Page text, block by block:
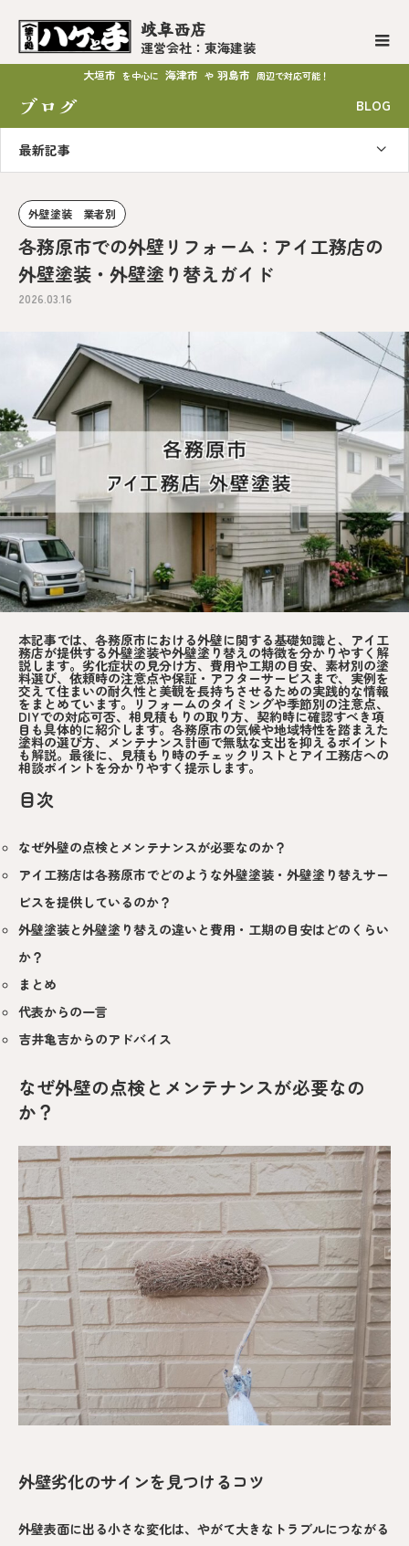
岐阜西店
運営会社：東海建装
大垣市 を中心に 海津市 や 羽島市 周辺で対応可能！
ブログ BLOG
最新記事
外壁塗装 業者別
各務原市での外壁リフォーム：アイ工務店の
外壁塗装・外壁塗り替えガイド
2026.03.16
本記事では、各務原市における外壁に関する基礎知識と、アイ工
務店が提供する外壁塗装や外壁塗り替えの特徴を分かりやすく解
説します。劣化症状の見分け方、費用や工期の目安、素材別の塗
料選び、依頼時の注意点や保証・アフターサービスまで、実例を
交えて住まいの耐久性と美観を長持ちさせるための実践的な情報
をまとめています。リフォームのタイミングや季節別の注意点、
DIYでの対応可否、相見積もりの取り方、契約時に確認すべき項
目も具体的に紹介します。各務原市の気候や地域特性を踏まえた
塗料の選び方、メンテナンス計画で無駄な支出を抑えるポイント
も解説。最後に、見積もり時のチェックリストとアイ工務店への
相談ポイントを分かりやすく提示します。
目次
なぜ外壁の点検とメンテナンスが必要なのか？
アイ工務店は各務原市でどのような外壁塗装・外壁塗り替えサー
ビスを提供しているのか？
外壁塗装と外壁塗り替えの違いと費用・工期の目安はどのくらい
か？
まとめ
代表からの一言
吉井亀吉からのアドバイス
なぜ外壁の点検とメンテナンスが必要なの
か？
外壁劣化のサインを見つけるコツ
外壁表面に出る小さな変化は、やがて大きなトラブルにつながる